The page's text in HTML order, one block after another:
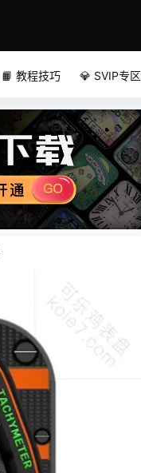
📙 教程技巧 💎 SVIP专区